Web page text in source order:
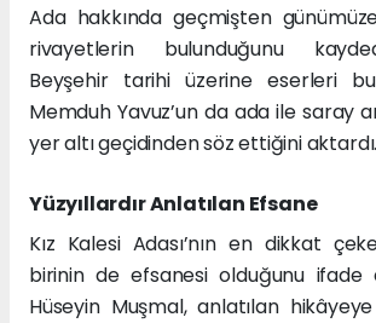
Ada hakkında geçmişten
rivayetlerin bulunduğunu
Beyşehir tarihi üzerine eserleri
Memduh Yavuz’un da ada ile saray
yer altı geçidinden söz ettiğini aktardı.
Yüzyıllardır Anlatılan Efsane
Kız Kalesi Adası’nın en dikkat
birinin de efsanesi olduğunu ifade
Hüseyin Muşmal, anlatılan